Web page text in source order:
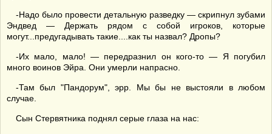
-Надо было провести детальную разведку — скрипнул зубами
Эндвед — Держать рядом с собой игроков, которые
могут...предугадывать такие....как ты назвал? Дропы?
-Их мало, мало! — передразнил он кого-то — Я погубил
много воинов Эйра. Они умерли напрасно.
-Там был "Пандорум", эрр. Мы бы не выстояли в любом
случае.
Сын Стервятника поднял серые глаза на нас: